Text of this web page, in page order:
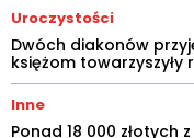
Uroczystości
Dwóch diakonów
księżom towarzyszyły
Inne
Ponad 18 000 złotych